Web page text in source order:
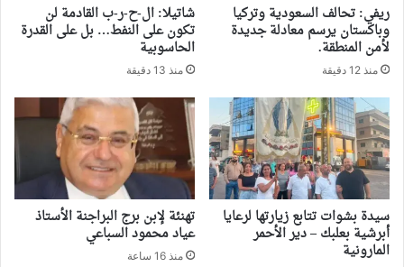
ريفي: تحالف السعودية وتركيا
وباكستان يرسم معادلة جديدة
لأمن المنطقة.
منذ 12 دقيقة
شاتيلا: ال-ح-ر-ب القادمة لن
تكون على النفط… بل على القدرة
الحاسوبية
منذ 13 دقيقة
سيدة بشوات تتابع زيارتها لرعايا
أبرشية بعلبك – دير الأحمر
المارونية
تهنئة لإبن برج البراجنة الأستاذ
عياد محمود السباعي
منذ 16 ساعة